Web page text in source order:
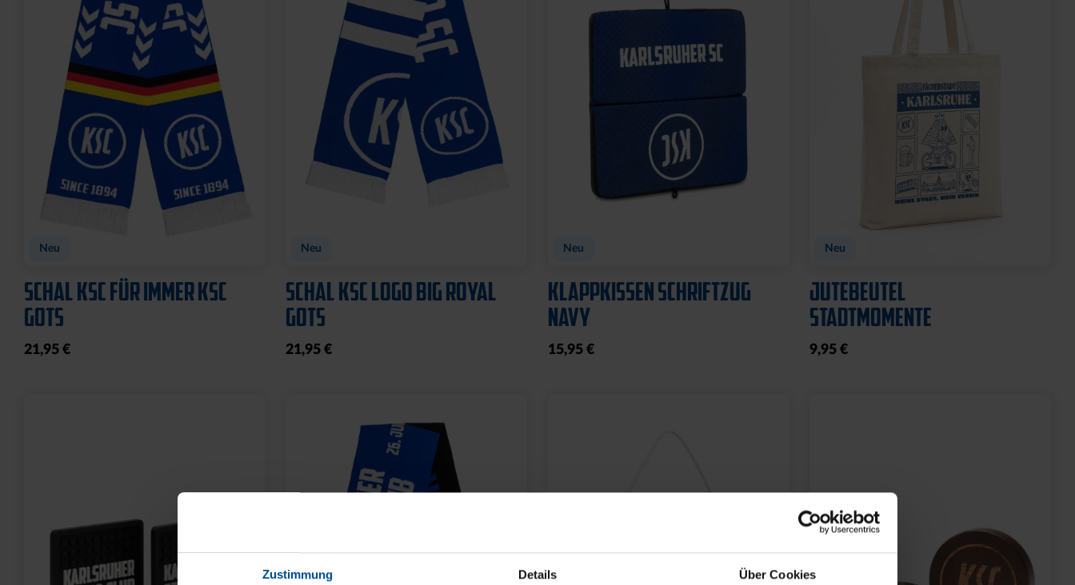
Zustimmung Details Über Cookies
Neu
SCHAL KSC FÜR IMMER KSC
GOTS
21,95 €
Neu
SCHAL KSC LOGO BIG ROYAL
GOTS
21,95 €
Neu
KLAPPKISSEN SCHRIFTZUG
NAVY
15,95 €
Neu
JUTEBEUTEL
STADTMOMENTE
9,95 €